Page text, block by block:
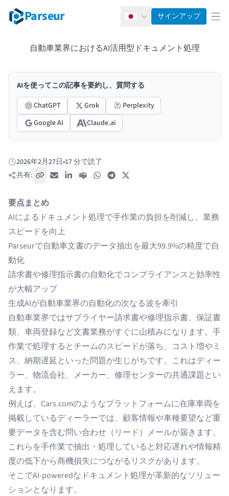
Parseur 日本語サインアップ メ
自動車業界におけるAI活用型ドキュメント処理
AIを使ってこの記事を要約し、質問する
ChatGPT
Grok
Perplexity
Google AI
Claude.ai
公開日:
2026年2月27日•17 分で読了
共有:
リンクをコピー
メールLinkedIn
Teams WhatsAppTelegram
要点まとめ
AIによるドキュメント処理で手作業の負担を削減し、業務
スピードを向上
Parseurで自動車文書のデータ抽出を最大99.9%の精度で自
動化
請求書や修理指示書の自動化でコンプライアンスと効率性
が大幅アップ
生成AIが自動車業界の自動化の次なる波を牽引
自動車業界ではサプライヤー請求書や修理指示書、保証書
類、車両登録など文書業務がすぐに山積みになります。手
作業で処理するとチームのスピードが落ち、コスト増やミ
ス、納期遅延といった問題が生じがちです。これはディー
ラー、物流会社、メーカー、修理センターの共通課題とい
えます。
例えば、Cars.comのようなプラットフォームに在庫車両を
掲載しているディーラーでは、顧客情報や車種要望など重
要データを含む問い合わせ（リード）メールが届きます。
これらを手作業で抽出・処理していると対応遅れや情報精
度の低下から商機損失につながるリスクがあります。
そこでAI-poweredなドキュメント処理が革新的なソリュー
ションとなります。